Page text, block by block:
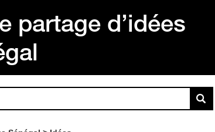
partage d’idées